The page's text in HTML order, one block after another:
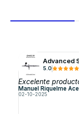
Advanced
5.0
Excelente
Manuel Riquelme
02-10-2025